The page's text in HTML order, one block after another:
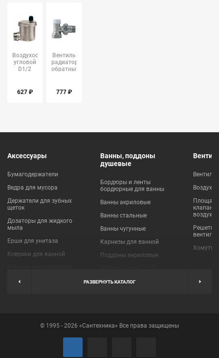
Воздухоотводчик
угловой
D1/2
627 ₽
Вентиль
радиаторный
обратный
3/4" ГШ
777 ₽
Аксессуары
Бумагодержатели
Ведра для мусора
Держатели для зубных
щеток
Дозаторы для жидкого
мыла
Ерши для унитаза
Коврики для ванной
Мыльницы
Полотенцедержатели
Ванны, поддоны
душевые
Бордюры и ленты
бордюрные для ванны
Ванны акриловые
Ванны стальные
Ванны чугунные
Карнизы для ванной
Поддоны акриловые
Пробки для ванн
клапаны
Решетки
Хомуты
РАЗВЕРНУТЬ КАТАЛОГ
© 1995 - 2026 «Сантехника» Все права защищены